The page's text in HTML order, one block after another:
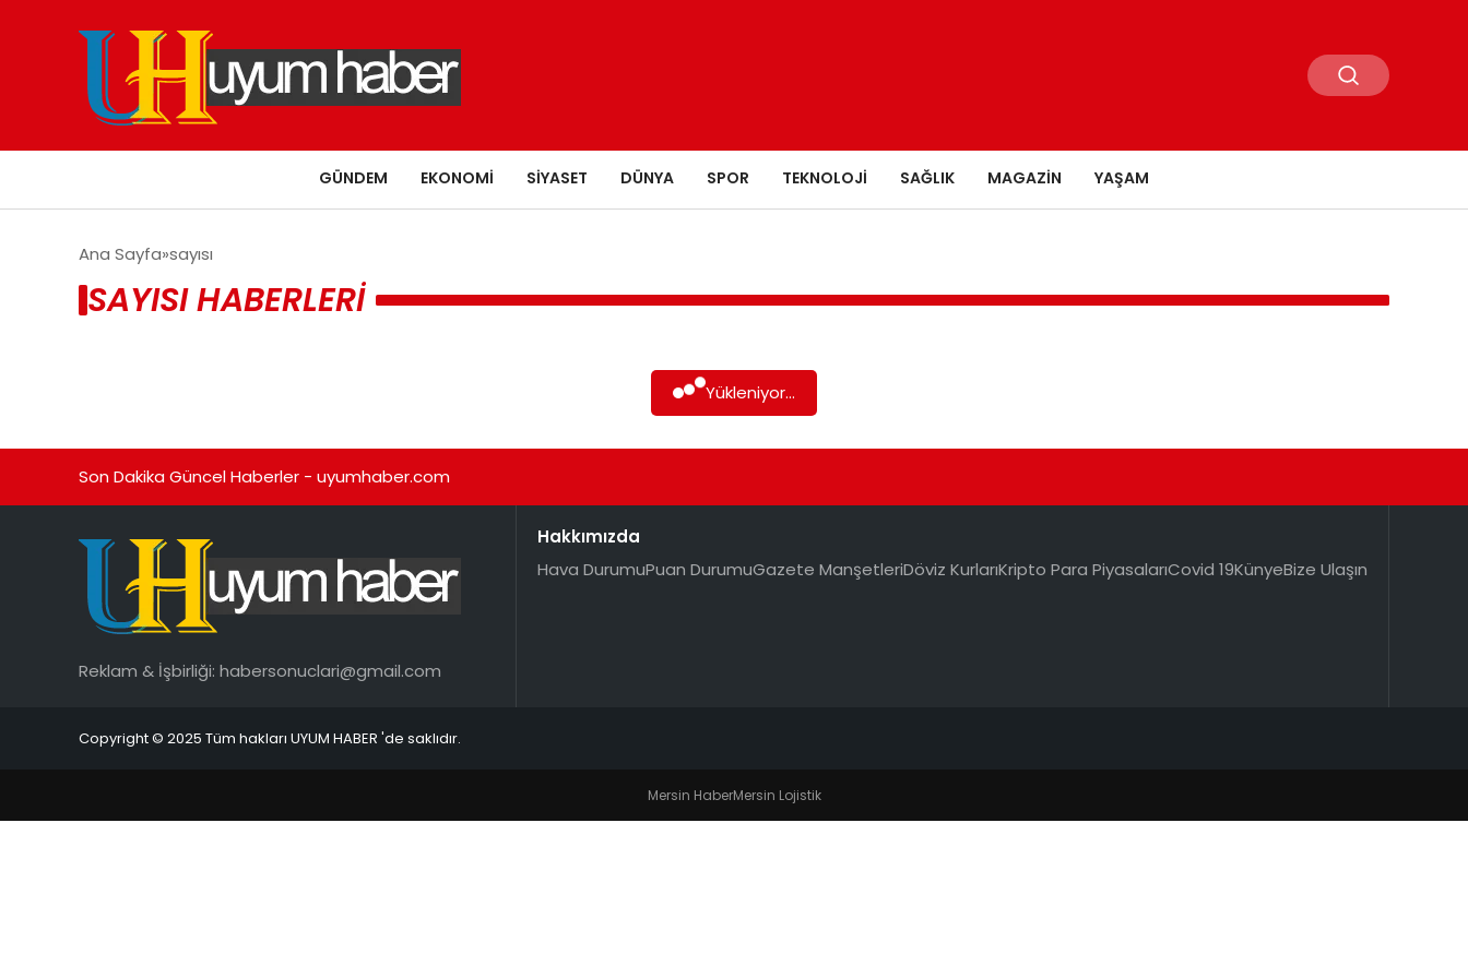
GÜNDEM EKONOMI SIYASET DÜNYA SPOR TEKNOLOJI SAĞLIK MAGAZIN YAŞAM
Ana Sayfa sayısı
SAYISI HABERLERI
Yükleniyor...
Son Dakika Güncel Haberler - uyumhaber.com
Reklam & İşbirliği: habersonuclari@gmail.com
Hakkımızda
Hava DurumuPuan DurumuGazete ManşetleriDöviz KurlarıKripto Para PiyasalarıCovid 19KünyeBize Ulaşın
Copyright © 2025 Tüm hakları UYUM HABER 'de saklıdır.
Mersin HaberMersin Lojistik